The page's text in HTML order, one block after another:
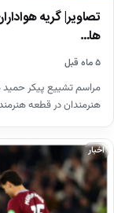
تصاویر| گریه
ها…
۵ ماه قبل
مراسم تشییع پیکر حمید
هنرمندان در قطعه
اخبار